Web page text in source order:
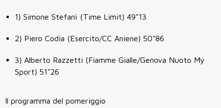
1) Simone Stefanì (Time Limit) 49"13
2) Piero Codia (Esercito/CC Aniene) 50"86
3) Alberto Razzetti (Fiamme Gialle/Genova Nuoto My
Sport) 51"26
Il programma del pomeriggio